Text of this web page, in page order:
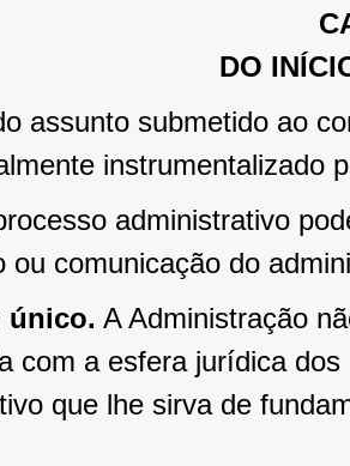
DO
assunto submetido ao
instrumentalizado
administrativo
ou comunicação do
único. A Administração
com a esfera jurídica
que lhe sirva de